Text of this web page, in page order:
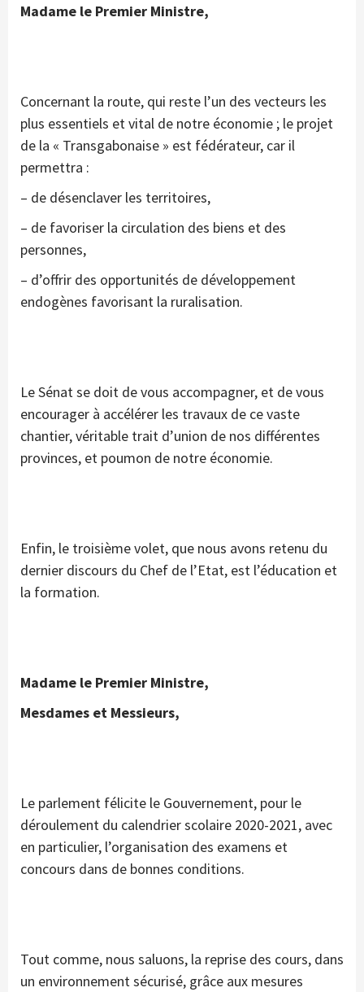
Madame le Premier Ministre,
Concernant la route, qui reste l’un des vecteurs les
plus essentiels et vital de notre économie ; le projet
de la « Transgabonaise » est fédérateur, car il
permettra :
– de désenclaver les territoires,
– de favoriser la circulation des biens et des
personnes,
– d’offrir des opportunités de développement
endogènes favorisant la ruralisation.
Le Sénat se doit de vous accompagner, et de vous
encourager à accélérer les travaux de ce vaste
chantier, véritable trait d’union de nos différentes
provinces, et poumon de notre économie.
Enfin, le troisième volet, que nous avons retenu du
dernier discours du Chef de l’Etat, est l’éducation et
la formation.
Madame le Premier Ministre,
Mesdames et Messieurs,
Le parlement félicite le Gouvernement, pour le
déroulement du calendrier scolaire 2020-2021, avec
en particulier, l’organisation des examens et
concours dans de bonnes conditions.
Tout comme, nous saluons, la reprise des cours, dans
un environnement sécurisé, grâce aux mesures